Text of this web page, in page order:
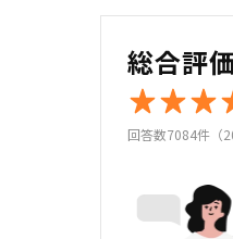
総合評価
回答数7084件（